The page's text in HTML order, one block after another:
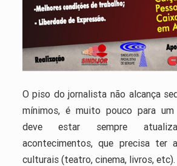
O piso do jornalista não alcança
mínimos, é muito pouco para
deve estar sempre
acontecimentos, que precisa ter
culturais (teatro, cinema, livros, etc).